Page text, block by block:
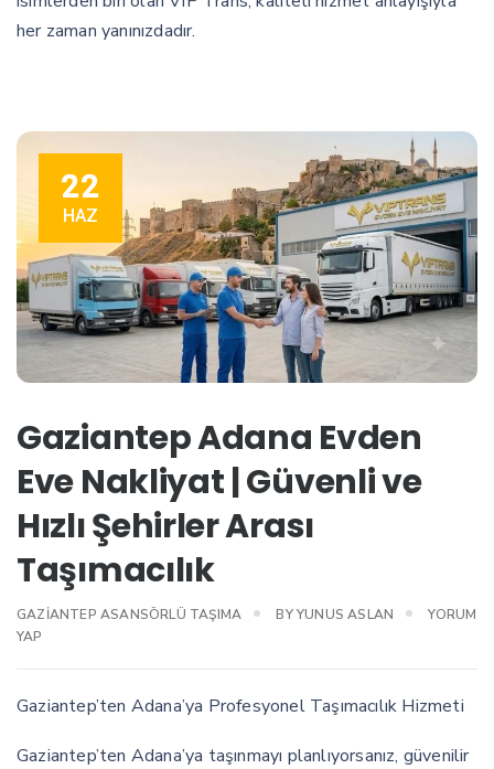
her zaman yanınızdadır.
22
HAZ
Gaziantep Adana Evden
Eve Nakliyat | Güvenli ve
Hızlı Şehirler Arası
Taşımacılık
GAZIANTEP ASANSÖRLÜ TAŞIMA BYYUNUS ASLAN
YORUM
YAP
Gaziantep’ten Adana’ya Profesyonel Taşımacılık Hizmeti
Gaziantep’ten Adana’ya taşınmayı planlıyorsanız, güvenilir